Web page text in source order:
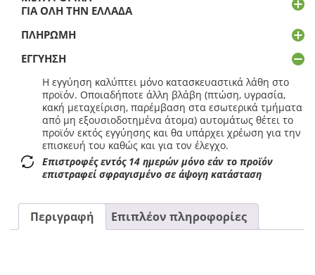
ΓΙΑ ΌΛΗ ΤΗΝ ΕΛΛΆΔΑ
ΠΛΗΡΩΜΉ
ΕΓΓΎΗΣΗ
Η εγγύηση καλύπτει μόνο κατασκευαστικά λάθη στο
προϊόν. Οποιαδήποτε άλλη βλάβη (πτώση, υγρασία,
κακή μεταχείριση, παρέμβαση στα εσωτερικά τμήματα
από μη εξουσιοδοτημένα άτομα) αυτομάτως θέτει το
προϊόν εκτός εγγύησης και θα υπάρχει χρέωση για την
επισκευή του καθώς και για τον έλεγχο.
Επιστροφές εντός 14 ημερών μόνο εάν το προϊόν
επιστραφεί σφραγισμένο σε άψογη κατάσταση
Περιγραφή Επιπλέον πληροφορίες